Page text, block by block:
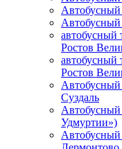
Автобусный
Автобусный
автобусный
Ростов
автобусный
Ростов
Суздаль
Автобусный
Удмуртии»)
Автобусный